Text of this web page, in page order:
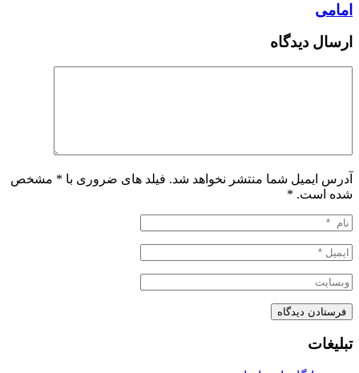
امامی
ارسال دیدگاه
آدرس ایمیل شما منتشر نخواهد شد. فیلد های ضروری با * مشخص
شده است. *
تبلیغات